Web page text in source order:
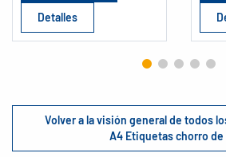
Detalles
Volver a la visión general de todos
A4 Etiquetas chorro